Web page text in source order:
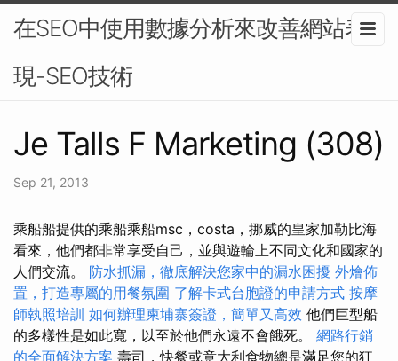
在SEO中使用數據分析來改善網站表
現-SEO技術
Je Talls F Marketing (308)
Sep 21, 2013
乘船船提供的乘船乘船msc，costa，挪威的皇家加勒比海
看來，他們都非常享受自己，並與遊輪上不同文化和國家的
人們交流。 防水抓漏，徹底解決您家中的漏水困擾 外燴佈
置，打造專屬的用餐氛圍 了解卡式台胞證的申請方式 按摩
師執照培訓 如何辦理柬埔寨簽證，簡單又高效 他們巨型船
的多樣性是如此寬，以至於他們永遠不會餓死。 網路行銷
的全面解決方案 壽司，快餐或意大利食物總是滿足您的狂